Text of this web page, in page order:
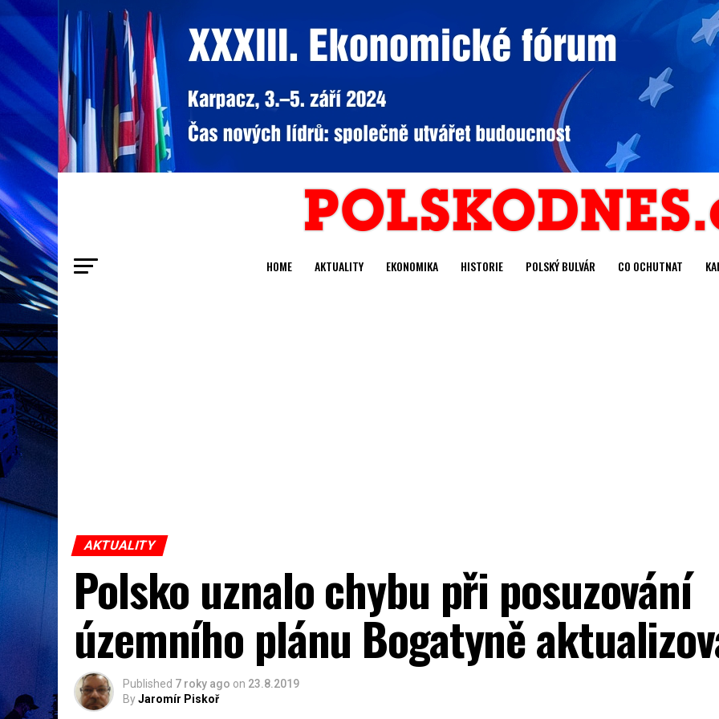
HOME AKTUALITY EKONOMIKA HISTORIE POLSKÝ BULVÁR CO OCHUTNAT
AKTUALITY
Polsko uznalo chybu při posuzování
územního plánu Bogatyně
Published 7 roky ago on 23.8.2019
ByJaromír Piskoř